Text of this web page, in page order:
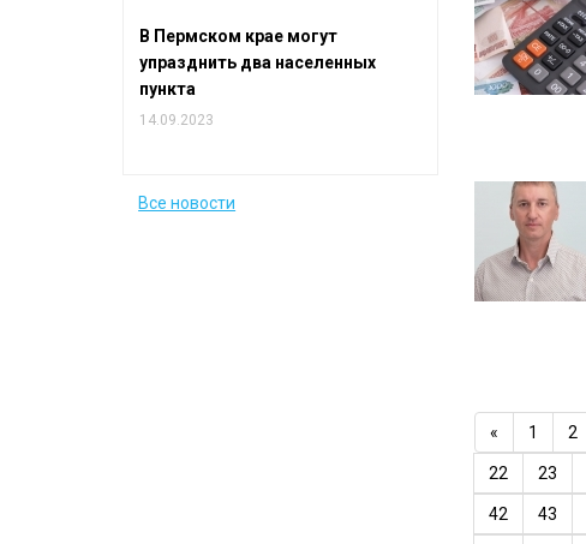
В Пермском крае могут
упразднить два населенных
пункта
14.09.2023
Все новости
« 1 2
22 23
42 43